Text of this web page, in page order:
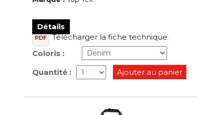
Détails
PDF
Télécharger la fiche technique
Coloris :
Quantité : Ajouter au panier